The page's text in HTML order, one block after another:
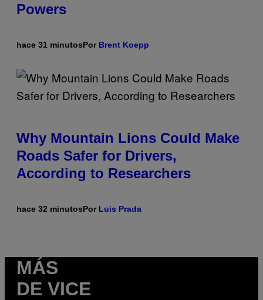
Powers
hace 31 minutosPor Brent Koepp
Why Mountain Lions Could Make
Roads Safer for Drivers,
According to Researchers
hace 32 minutosPor Luis Prada
MÁS
DE VICE